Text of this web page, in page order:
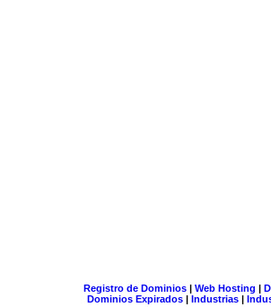
Registro de Dominios| Web Hosting |
Dominios Expirados | Industrias |